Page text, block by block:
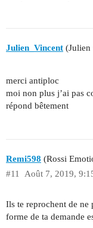
Julien_Vincent (Julien
merci antiploc
moi non plus j’ai pas
répond bêtement
Remi598 (Rossi
Août 7, 2019,
#11
Ils te reprochent de ne
forme de ta demande